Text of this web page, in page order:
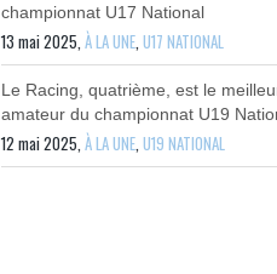
championnat U17 National
13 mai 2025,À LA UNE,U17 NATIONAL
Le Racing, quatrième, est le
amateur du championnat U19
12 mai 2025,À LA UNE,U19 NATIONAL